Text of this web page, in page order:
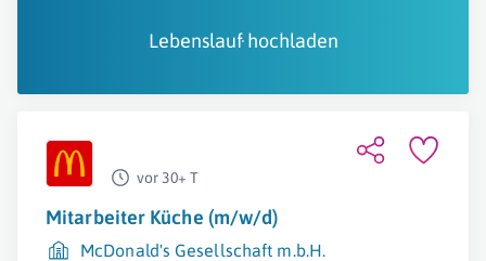
Lebenslauf hochladen
vor 30+ T
Mitarbeiter Küche (m/w/d)
McDonald's Gesellschaft m.b.H.